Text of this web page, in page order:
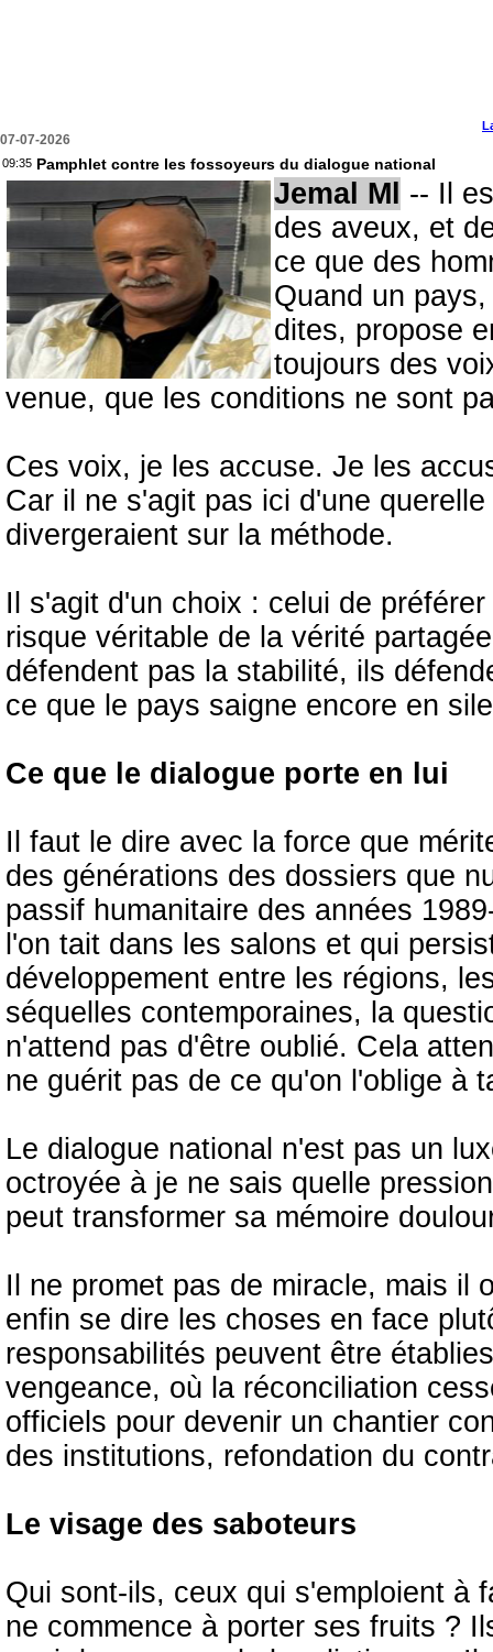
07-07-2026
09:35 Pamphlet contre les fossoyeurs du dialogue national
Jemal Ml -- Il
des aveux, et
ce que des
Quand un
dites, propose
toujours des
venue, que les conditions ne sont
Ces voix, je les accuse. Je les
Car il ne s'agit pas ici d'une
divergeraient sur la méthode.
Il s'agit d'un choix : celui de
risque véritable de la vérité
défendent pas la stabilité, ils
ce que le pays saigne encore en
Ce que le dialogue porte en lui
Il faut le dire avec la force que
des générations des dossiers que
passif humanitaire des années
l'on tait dans les salons et qui
développement entre les régions,
séquelles contemporaines, la
n'attend pas d'être oublié. Cela
ne guérit pas de ce qu'on l'oblige à
Le dialogue national n'est pas un
octroyée à je ne sais quelle
peut transformer sa mémoire
Il ne promet pas de miracle, mais il
enfin se dire les choses en face
responsabilités peuvent être
vengeance, où la réconciliation
officiels pour devenir un chantier
des institutions, refondation du
Le visage des saboteurs
Qui sont-ils, ceux qui s'emploient à
ne commence à porter ses fruits ?